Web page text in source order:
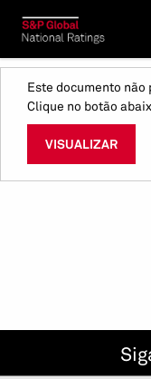
Este documento não
Clique no botão
VISUALIZAR